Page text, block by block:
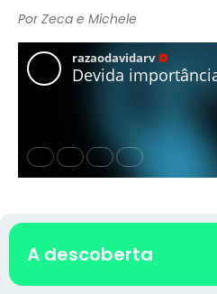
Por Zeca e Michele
A descoberta